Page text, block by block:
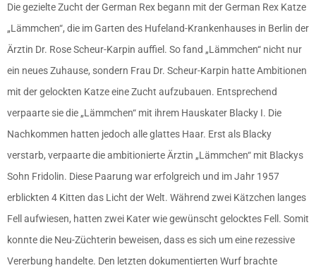
Die gezielte Zucht der German Rex begann mit der German Rex Katze
„Lämmchen“, die im Garten des Hufeland-Krankenhauses in Berlin der
Ärztin Dr. Rose Scheur-Karpin auffiel. So fand „Lämmchen“ nicht nur
ein neues Zuhause, sondern Frau Dr. Scheur-Karpin hatte Ambitionen
mit der gelockten Katze eine Zucht aufzubauen. Entsprechend
verpaarte sie die „Lämmchen“ mit ihrem Hauskater Blacky I. Die
Nachkommen hatten jedoch alle glattes Haar. Erst als Blacky
verstarb, verpaarte die ambitionierte Ärztin „Lämmchen“ mit Blackys
Sohn Fridolin. Diese Paarung war erfolgreich und im Jahr 1957
erblickten 4 Kitten das Licht der Welt. Während zwei Kätzchen langes
Fell aufwiesen, hatten zwei Kater wie gewünscht gelocktes Fell. Somit
konnte die Neu-Züchterin beweisen, dass es sich um eine rezessive
Vererbung handelte. Den letzten dokumentierten Wurf brachte